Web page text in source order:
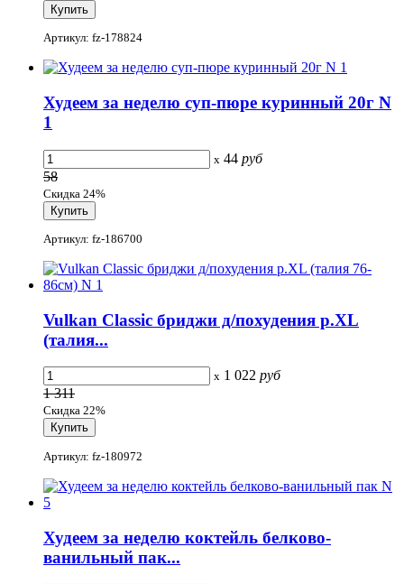
Артикул: fz-178824
Худеем за неделю суп-пюре куринный 20г N
1
x 44 руб
58
Скидка 24%
Артикул: fz-186700
Vulkan Classic бриджи д/похудения р.XL
(талия...
x 1 022 руб
1 311
Скидка 22%
Артикул: fz-180972
Худеем за неделю коктейль белково-
ванильный пак...